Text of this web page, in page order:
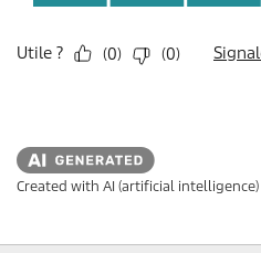
Created with AI (artificial intelligence)